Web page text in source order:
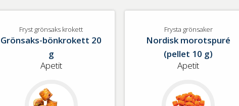
Fryst grönsaks krokett
Grönsaks-bönkrokett 20
g
Apetit
Frysta grönsaker
Nordisk morotspuré
(pellet 10 g)
Apetit